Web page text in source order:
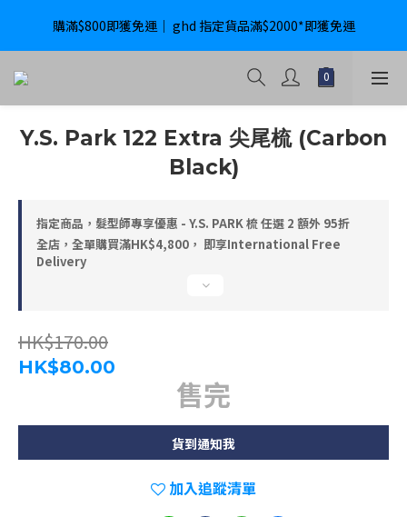
購滿$800即獲免運｜ ghd 指定貨品滿$2000*即獲免運
購滿$800即獲免運｜ ghd 指定貨品滿$2000*即獲免運
International Delivery Available ｜ Shop above HK$4800 Free
購滿$800即獲免運｜ ghd 指定貨品滿$2000*即獲免運
Y.S. Park 122 Extra 尖尾梳 (Carbon
Black)
指定商品，髮型師專享優惠 - Y.S. PARK 梳 任選 2 額外 95折
全店，全單購買滿HK$4,800， 即享International Free
Delivery
HK$170.00
HK$80.00
售完
貨到通知我
加入追蹤清單